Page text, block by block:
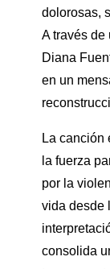
dolorosas,
A través de
Diana
en un
La canción
la fuerza
por la
vida desde
consolida